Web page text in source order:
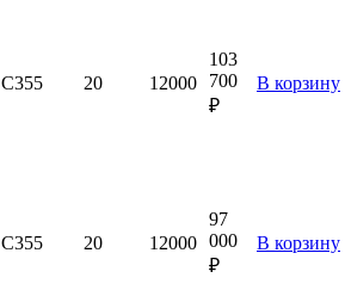
С355 20 12000
103
700
₽
В корзину
С355 20 12000
97
000
₽
В корзину